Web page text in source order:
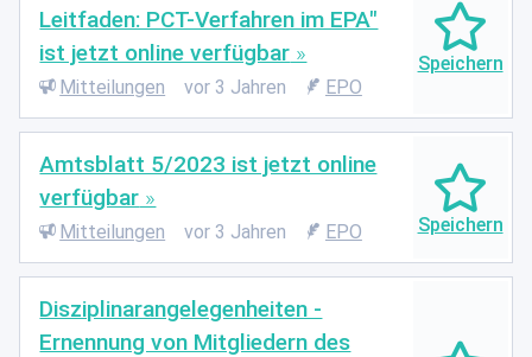
Leitfaden: PCT-Verfahren im EPA"
ist jetzt online verfügbar
Mitteilungen vor 3 Jahren EPO
Amtsblatt 5/2023 ist jetzt online
verfügbar
Mitteilungen vor 3 Jahren EPO
Disziplinarangelegenheiten -
Ernennung von Mitgliedern des